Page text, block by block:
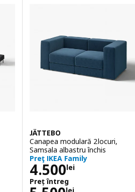
JÄTTEBO
Canapea modulară 2locuri,
Samsala albastru închis
Preţ IKEA Family
4.500lei
Preţ 4500lei
Preț întreg
lei